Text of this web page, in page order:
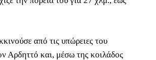
από τις υπώρειες του
Αρδηττό και, μέσω της κοιλάδος